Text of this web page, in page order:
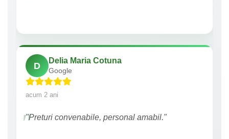
D
Delia Maria Cotuna
Google
acum 2 ani
"Preturi convenabile, personal amabil."